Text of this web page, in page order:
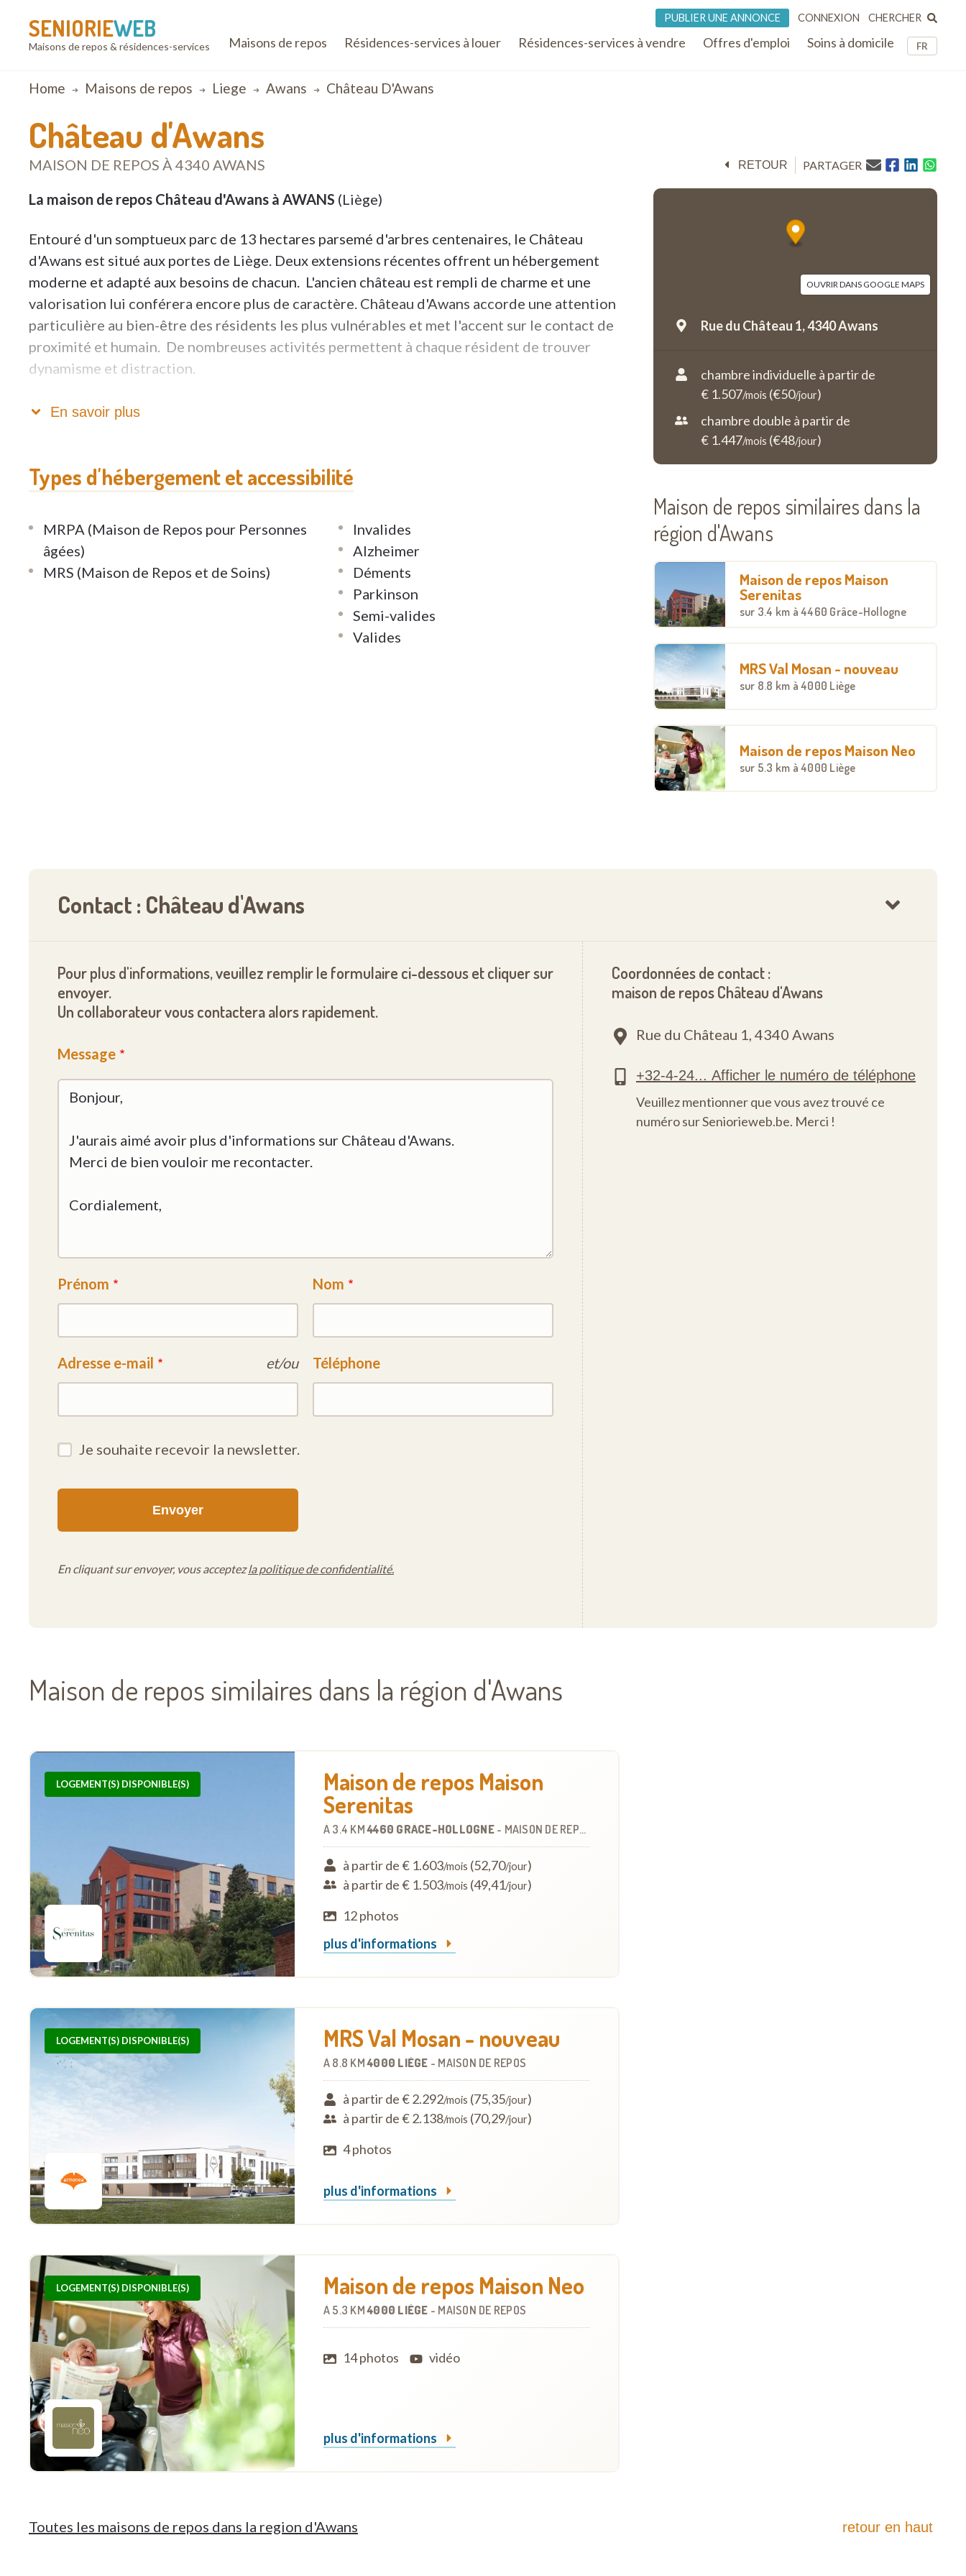
SENIORIEWEB
Maisons de repos & résidences-services FR
Maisons de repos Résidences-services à louer Résidences-services à vendre Offres d'emploi Soins à domicile
PUBLIER UNE ANNONCE CONNEXION CHERCHER
Breadcrumb
Home Maisons de repos Liege Awans Château D'Awans
Château d'Awans
MAISON DE REPOS À 4340 AWANS RETOUR PARTAGER
OUVRIR DANS GOOGLE MAPS
Rue du Château 1,4340 Awans
chambre individuelle à partir de
€ 1.507/mois (€50/jour)
chambre double à partir de
€ 1.447/mois (€48/jour)
La maison de repos Château d'Awans à AWANS (Liège)
Entouré d'un somptueux parc de 13 hectares parsemé d'arbres centenaires, le Château
d'Awans est situé aux portes de Liège. Deux extensions récentes offrent un hébergement
moderne et adapté aux besoins de chacun. L'ancien château est rempli de charme et une
valorisation lui conférera encore plus de caractère. Château d'Awans accorde une attention
particulière au bien-être des résidents les plus vulnérables et met l'accent sur le contact de
proximité et humain. De nombreuses activités permettent à chaque résident de trouver
dynamisme et distraction.
N’hésitez pas à nous rendre visite. C’est l’occasion de découvrir le quotidien de nos
Le Château d’Awans est situé dans un parc exceptionnel de 13 ha. Ce bel environnement
invite les résidents à la détente. Les soins dédiés et personnalisés sont un atout majeur. Tout
objets personnels. Les repas sont concoctés sur place à base de produits frais.
En savoir plus
Types d'hébergement et accessibilité
MRPA (Maison de Repos pour Personnes
âgées)
MRS (Maison de Repos et de Soins)
Invalides
Alzheimer
Déments
Parkinson
Semi-valides
Valides
Maison de repos similaires dans la
région d'Awans
Maison de repos Maison
Serenitas
sur 3.4 km à 4460 Grâce-Hollogne
MRS Val Mosan - nouveau
sur 8.8 km à 4000 Liège
Maison de repos Maison Neo
sur 5.3 km à 4000 Liège
Contact : Château d'Awans
Pour plus d'informations, veuillez remplir le formulaire ci-dessous et cliquer sur
envoyer.
Un collaborateur vous contactera alors rapidement.
Message
Prénom Nom
Adresse e-mail et/ou Téléphone
Je souhaite recevoir la newsletter.
En cliquant sur envoyer, vous acceptezla politique de confidentialité.
Coordonnées de contact :
maison de repos Château d'Awans
Rue du Château 1, 4340 Awans
Veuillez mentionner que vous avez trouvé ce
numéro sur Seniorieweb.be. Merci !
Maison de repos similaires dans la région d'Awans
LOGEMENT(S) DISPONIBLE(S) Maison de repos Maison
Serenitas
À 3.4 KM 4460 GRÂCE-HOLLOGNE - MAISON DE REPOS
à partir de € 1.603/mois (52,70/jour)
à partir de € 1.503/mois (49,41/jour)
12 photos
plus d'informations
LOGEMENT(S) DISPONIBLE(S) MRS Val Mosan - nouveau
À 8.8 KM 4000 LIÈGE - MAISON DE REPOS
à partir de € 2.292/mois (75,35/jour)
à partir de € 2.138/mois (70,29/jour)
4 photos
plus d'informations
LOGEMENT(S) DISPONIBLE(S) Maison de repos Maison Neo
À 5.3 KM 4000 LIÈGE - MAISON DE REPOS
14 photos vidéo
plus d'informations
Toutes les maisons de repos dans la region d'Awans retour en haut